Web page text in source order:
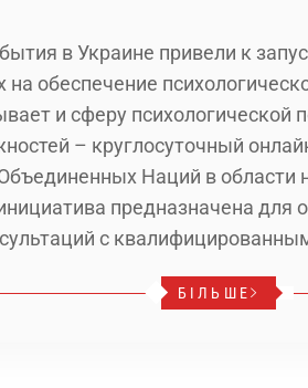
в Украине привели к
на обеспечение
и сферу
– круглосуточный
Наций в области
предназначена для
с
БІЛЬШЕ